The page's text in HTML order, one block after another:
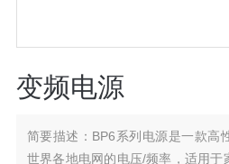
变频电源
简要描述： BP6系列电源是一款高
世界各地电网的电压/频率，适用于